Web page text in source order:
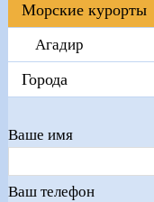
Морские курорты
Агадир
Города
Ваше имя
Ваш телефон